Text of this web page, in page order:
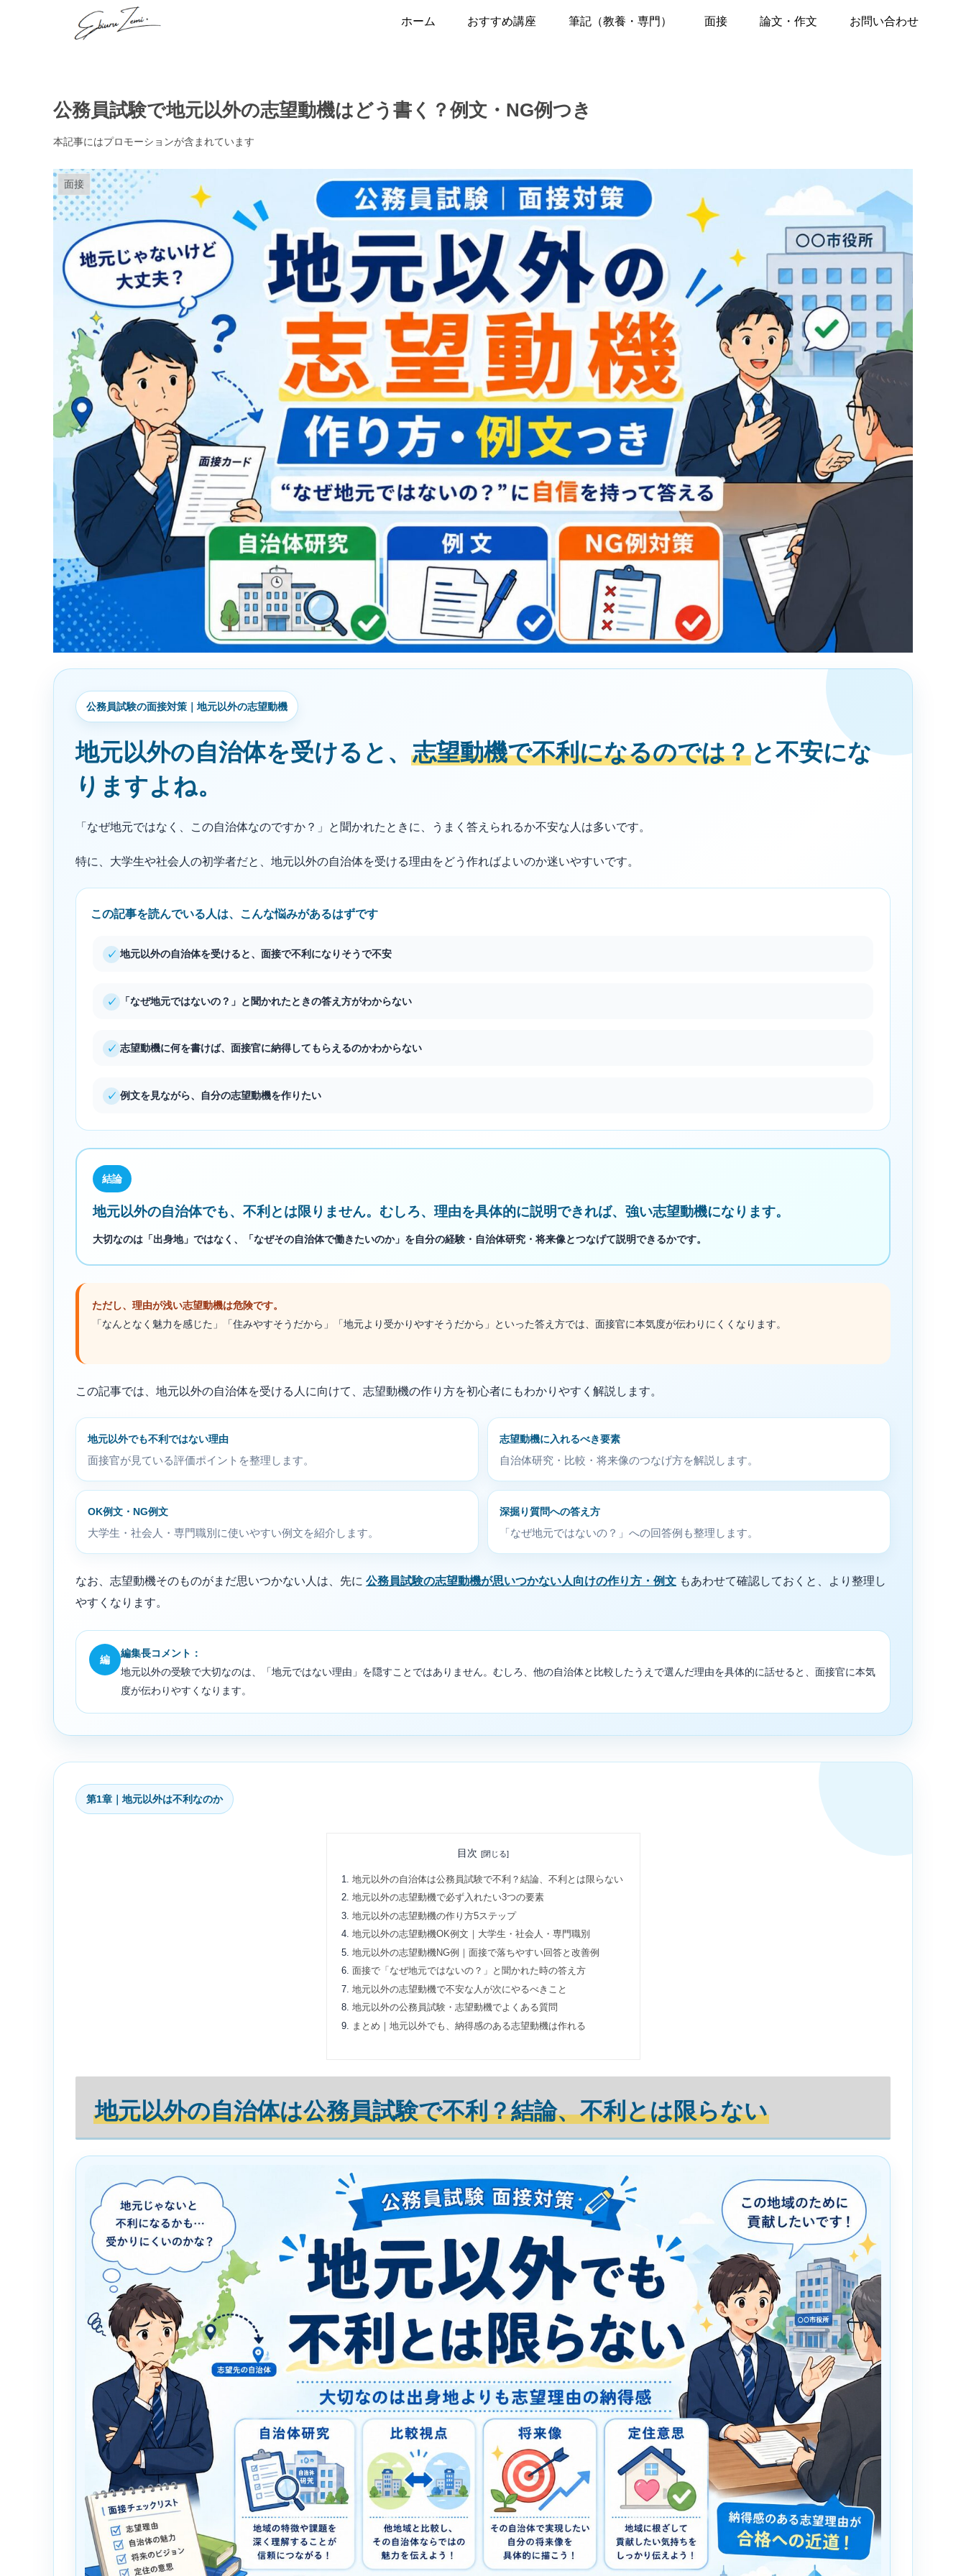
ホーム おすすめ講座 筆記（教養・専門） 面接 論文・作文 お問い合わせ
公務員試験で地元以外の志望動機はどう書く？例文・NG例つき
本記事にはプロモーションが含まれています
面接
公務員試験の面接対策｜地元以外の志望動機
地元以外の自治体を受けると、 志望動機で不利になるのでは？と不安にな
りますよね。
「なぜ地元ではなく、この自治体なのですか？」と聞かれたときに、うまく答えられるか不安な人は多いです。
特に、大学生や社会人の初学者だと、地元以外の自治体を受ける理由をどう作ればよいのか迷いやすいです。
この記事を読んでいる人は、こんな悩みがあるはずです
地元以外の自治体を受けると、面接で不利になりそうで不安
「なぜ地元ではないの？」と聞かれたときの答え方がわからない
志望動機に何を書けば、面接官に納得してもらえるのかわからない
例文を見ながら、自分の志望動機を作りたい
結論
地元以外の自治体でも、不利とは限りません。むしろ、理由を具体的に説明できれば、強い志望動機になります。
大切なのは「出身地」ではなく、「なぜその自治体で働きたいのか」を自分の経験・自治体研究・将来像とつなげて説明できるかです。
ただし、理由が浅い志望動機は危険です。
「なんとなく魅力を感じた」「住みやすそうだから」「地元より受かりやすそうだから」といった答え方では、面接官に本気度が伝わりにくくなります。
この記事では、地元以外の自治体を受ける人に向けて、志望動機の作り方を初心者にもわかりやすく解説します。
地元以外でも不利ではない理由
面接官が見ている評価ポイントを整理します。
志望動機に入れるべき要素
自治体研究・比較・将来像のつなげ方を解説します。
OK例文・NG例文
大学生・社会人・専門職別に使いやすい例文を紹介します。
深掘り質問への答え方
「なぜ地元ではないの？」への回答例も整理します。
なお、志望動機そのものがまだ思いつかない人は、先に 公務員試験の志望動機が思いつかない人向けの作り方・例文 もあわせて確認しておくと、より整理し
やすくなります。
編
編集長コメント：
地元以外の受験で大切なのは、「地元ではない理由」を隠すことではありません。むしろ、他の自治体と比較したうえで選んだ理由を具体的に話せると、面接官に本気
度が伝わりやすくなります。
第1章｜地元以外は不利なのか
目次
地元以外の自治体は公務員試験で不利？結論、不利とは限らない
地元以外の志望動機で必ず入れたい3つの要素
地元以外の志望動機の作り方5ステップ
地元以外の志望動機OK例文｜大学生・社会人・専門職別
地元以外の志望動機NG例｜面接で落ちやすい回答と改善例
面接で「なぜ地元ではないの？」と聞かれた時の答え方
地元以外の志望動機で不安な人が次にやるべきこと
地元以外の公務員試験・志望動機でよくある質問
まとめ｜地元以外でも、納得感のある志望動機は作れる
地元以外の自治体は公務員試験で不利？結論、不利とは限らない